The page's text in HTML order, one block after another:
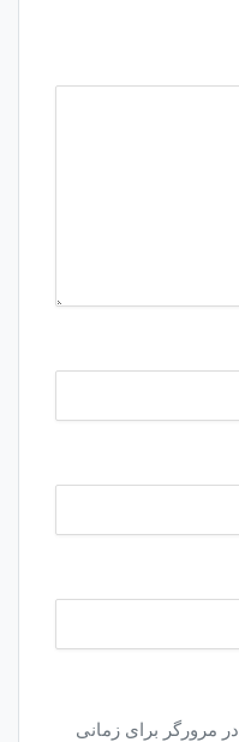
مرورگر برای زمانی